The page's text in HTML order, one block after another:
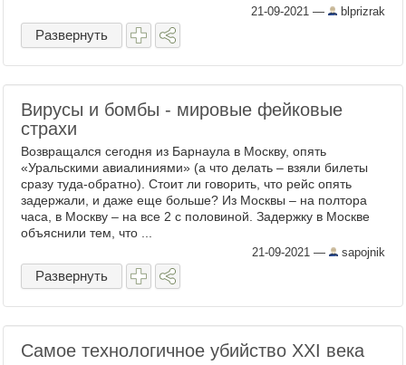
надвигается что-то смертоносное. И у людей
...
21-09-2021 — blprizrak
Развернуть
Вирусы и бомбы - мировые фейковые
страхи
Возвращался сегодня из Барнаула в Москву, опять
«Уральскими авиалиниями» (а что делать – взяли билеты
сразу туда-обратно). Стоит ли говорить, что рейс опять
задержали, и даже еще больше? Из Москвы – на полтора
часа, в Москву – на все 2 с половиной. Задержку в Москве
объяснили тем, что ...
21-09-2021 — sapojnik
Развернуть
Самое технологичное убийство XXI века